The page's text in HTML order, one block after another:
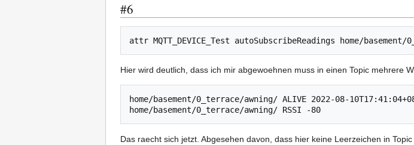
#6
Hier wird deutlich, dass ich mir abgewoehnen muss in einen Topic mehrere
home/basement/0_terrace/awning/ ALIVE 2022-08-
Das raecht sich jetzt. Abgesehen davon, dass hier keine Leerzeichen in